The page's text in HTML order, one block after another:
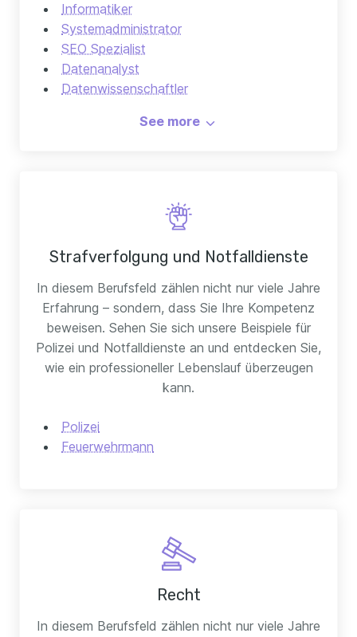
Informatiker
Systemadministrator
SEO Spezialist
Datenanalyst
Datenwissenschaftler
See more
Strafverfolgung und Notfalldienste
In diesem Berufsfeld zählen nicht nur viele Jahre
Erfahrung – sondern, dass Sie Ihre Kompetenz
beweisen. Sehen Sie sich unsere Beispiele für
Polizei und Notfalldienste an und entdecken Sie,
wie ein professioneller Lebenslauf überzeugen
kann.
Polizei
Feuerwehrmann
Recht
In diesem Berufsfeld zählen nicht nur viele Jahre